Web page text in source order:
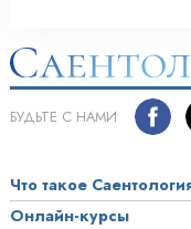
БУДЬТЕ С НАМИ
Что такое
Онлайн-курсы